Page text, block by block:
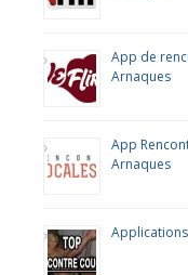
App de
Arnaques
App
Arnaques